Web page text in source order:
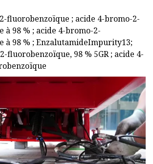
fluorobenzoïque ; acide 4-bromo-2-
à 98 % ; acide 4-bromo-2-
à 98 % ; EnzalutamideImpurity13;
fluorobenzoïque, 98 % 5GR ; acide 4-